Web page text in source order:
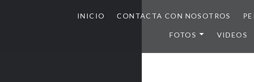
INICIO CONTACTA CON NOSOTROS
FOTOS VIDEOS